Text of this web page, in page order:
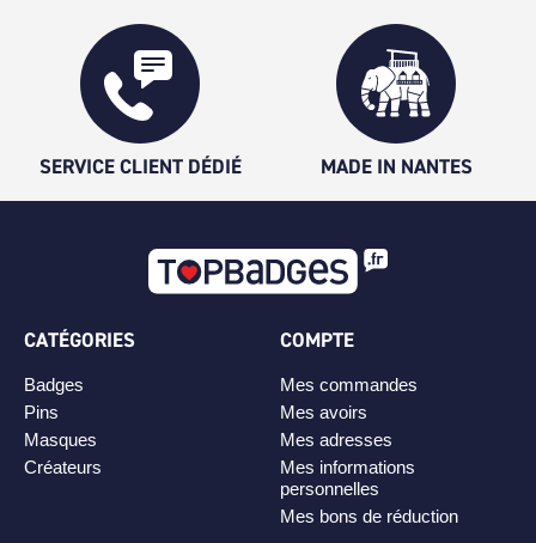
SERVICE CLIENT DÉDIÉ MADE IN NANTES
CATÉGORIES
Badges
Pins
Masques
Créateurs
COMPTE
Mes commandes
Mes avoirs
Mes adresses
Mes informations
personnelles
Mes bons de réduction